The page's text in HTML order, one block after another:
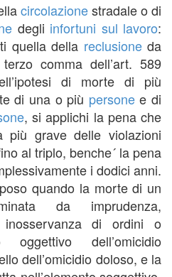
circolazionestradale o di
degli infortuni sul lavoro:
quella della reclusioneda
comma dell’art. 589
di morte di più
di una o più personee di
, si applichi la pena che
più grave delle violazioni
al triplo, benche´ la pena
i dodici anni.
quando la morte di un
da imprudenza,
inosservanza di ordini o
oggettivo dell’omicidio
dell’omicidio doloso, e la